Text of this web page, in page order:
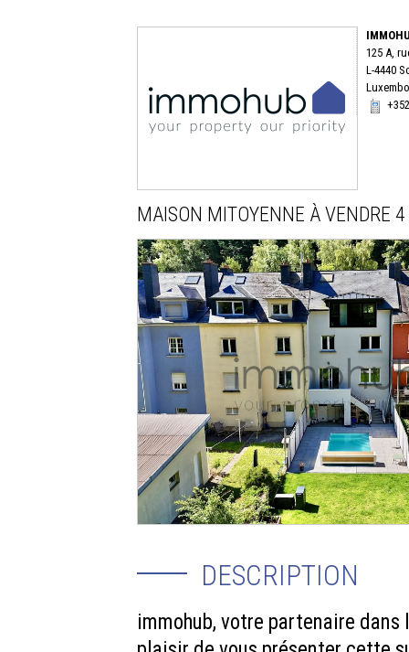
125 A,
L-4440
MAISON MITOYENNE À VENDRE 4
DESCRIPTION
immohub, votre partenaire